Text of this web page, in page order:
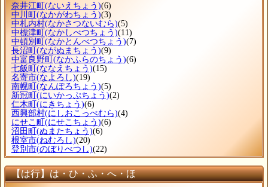
奈井江町 (ないえちょう)(6)
中川町 (なかがわちょう)(3)
中札内村(なかさつないむら)(5)
中標津町 (なかしべつちょう)(11)
中頓別町 (なかとんべつちょう)(7)
長沼町 (ながぬまちょう)(9)
中富良野町 (なかふらのちょう)(6)
七飯町 (ななえちょう)(15)
名寄市(なよろし)(19)
南幌町 (なんぽろちょう)(5)
新冠町 (にいかっぷちょう)(2)
仁木町 (にきちょう)(6)
西興部村(にしおこっぺむら)(4)
にせこ町 (にせこちょう)(6)
沼田町 (ぬまたちょう)(6)
根室市(ねむろし)(20)
登別市(のぼりべつし)(22)
【は行】は・ひ・ふ・へ・ほ